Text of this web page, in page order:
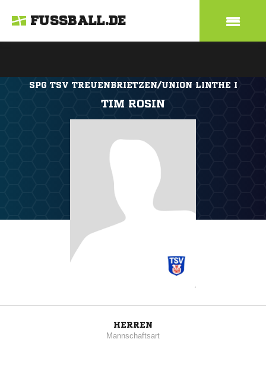
FUSSBALL.DE
SPG TSV TREUENBRIETZEN/UNION LINTHE I
TIM ROSIN
HERREN
Mannschaftsart